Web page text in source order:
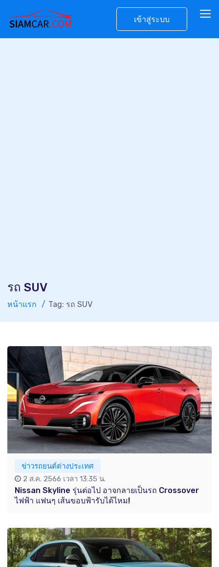
เข้าสู่ระบบ
รถ SUV
หน้าแรก Tag: รถ SUV
ข่าวรถยนต์ต่างประเทศ
2 ส.ค. 2566 เวลา 13:35 น.
Nissan Skyline รุ่นต่อไป อาจกลายเป็นรถ Crossover
ไฟฟ้า แฟนๆ เส้นขอบฟ้ารับได้ไหม!